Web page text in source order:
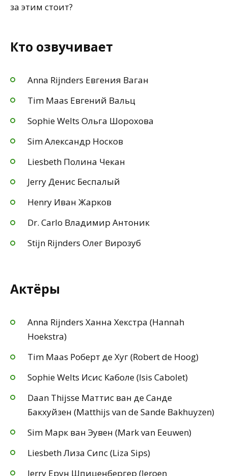
за этим стоит?
Кто озвучивает
Anna Rijnders Евгения Ваган
Tim Maas Евгений Вальц
Sophie Welts Ольга Шорохова
Sim Александр Носков
Liesbeth Полина Чекан
Jerry Денис Беспалый
Henry Иван Жарков
Dr. Carlo Владимир Антоник
Stijn Rijnders Олег Вирозуб
Актёры
Anna Rijnders Ханна Хекстра (Hannah
Hoekstra)
Tim Maas Роберт де Хуг (Robert de Hoog)
Sophie Welts Исис Каболе (Isis Cabolet)
Daan Thijsse Маттис ван де Санде
Бакхуйзен (Matthijs van de Sande Bakhuyzen)
Sim Марк ван Эувен (Mark van Eeuwen)
Liesbeth Лиза Сипс (Liza Sips)
Jerry Ерун Шпиценбергер (Jeroen